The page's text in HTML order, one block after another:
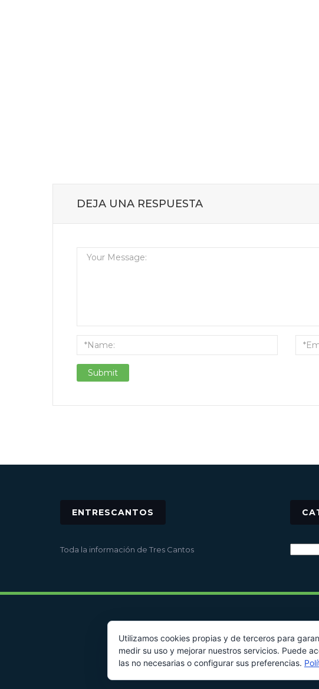
DEJA UNA RESPUESTA
ENTRESCANTOS
Toda la información de Tres Cantos
Utilizamos cookies propias y de terceros para
medir su uso y mejorar nuestros servicios. Puede
las no necesarias o configurar sus preferencias.